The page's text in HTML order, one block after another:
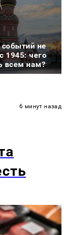
событий не
1945: чего
всем нам?
6 минут назад